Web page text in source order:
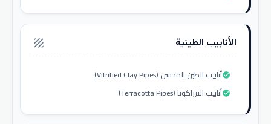
الأنابيب الطينية texture
أنابيب الطين المحسن (Vitrified Clay Pipes)check_circle
أنابيب التيراكوتا (Terracotta Pipes)check_circle